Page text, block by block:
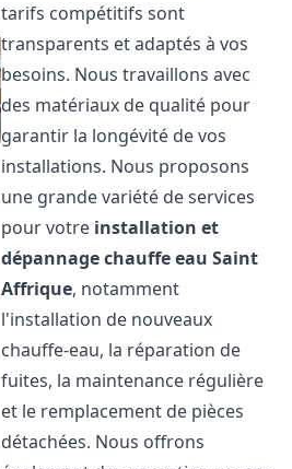
tarifs compétitifs sont
transparents et adaptés à vos
besoins. Nous travaillons avec
des matériaux de qualité pour
garantir la longévité de vos
installations. Nous proposons
une grande variété de services
pour votre installation et
dépannage chauffe eau Saint
Affrique, notamment
l'installation de nouveaux
chauffe-eau, la réparation de
fuites, la maintenance régulière
et le remplacement de pièces
détachées. Nous offrons